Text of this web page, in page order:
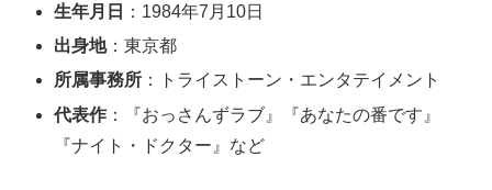
生年月日
：1984年7月10日
出身地：東京都
所属事務所 ：トライストーン・エンタテイメント
代表作 ：『おっさんずラブ』『あなたの番です』
『ナイト・ドクター』など